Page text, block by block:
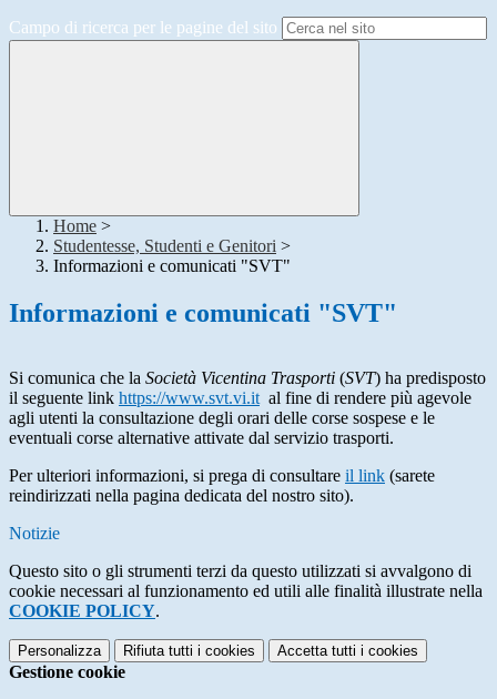
Campo di ricerca per le pagine del sito
Home >
Studentesse, Studenti e Genitori >
Informazioni e comunicati "SVT"
Informazioni e comunicati "SVT"
Si comunica che la Società Vicentina Trasporti (SVT) ha predisposto
il seguente link https://www.svt.vi.it al fine di rendere più agevole
agli utenti la consultazione degli orari delle corse sospese e le
eventuali corse alternative attivate dal servizio trasporti.
Per ulteriori informazioni, si prega di consultare il link (sarete
reindirizzati nella pagina dedicata del nostro sito).
Notizie
Questo sito o gli strumenti terzi da questo utilizzati si avvalgono di
cookie necessari al funzionamento ed utili alle finalità illustrate nella
COOKIE POLICY.
Personalizza Rifiuta tutti i cookies Accetta tutti i cookies
Gestione cookie